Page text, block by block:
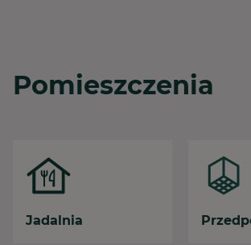
Pomieszczenia
Jadalnia